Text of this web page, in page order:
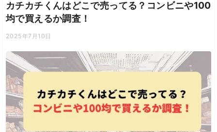
カチカチくんはどこで売ってる？コンビニや100
均で買えるか調査！
2025年7月10日